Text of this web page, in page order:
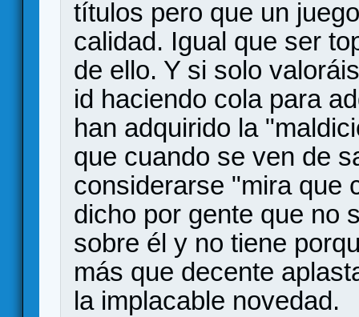
títulos pero que un
calidad. Igual que ser
de ello. Y si solo
id haciendo cola para
han adquirido la
que cuando se ven de
considerarse "mira que
dicho por gente que no
sobre él y no tiene
más que decente
la implacable novedad.